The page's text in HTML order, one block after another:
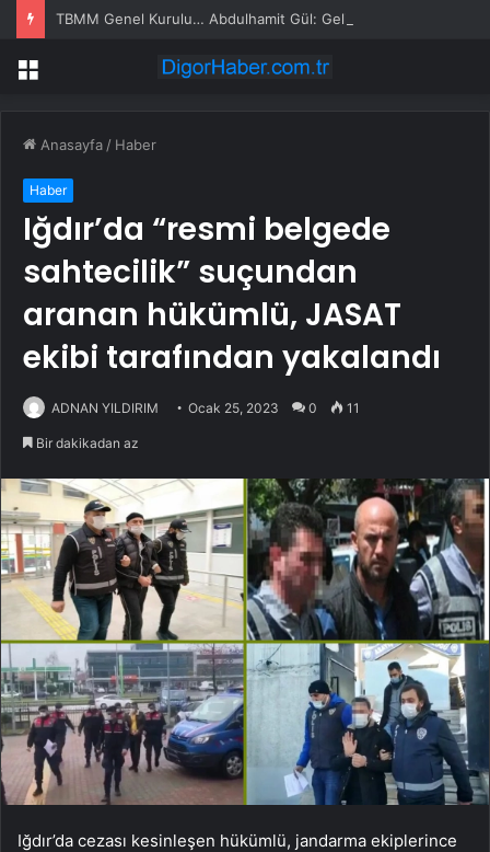
Menü
Anasayfa / Haber
Haber
Iğdır’da “resmi belgede
sahtecilik” suçundan
aranan hükümlü, JASAT
ekibi tarafından yakalandı
ADNAN YILDIRIM Ocak 25, 2023 0 11
Bir dakikadan az
Iğdır’da cezası kesinleşen hükümlü, jandarma ekiplerince